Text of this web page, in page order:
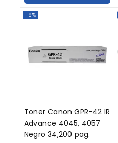
-9%
Toner Canon GPR-42 IR
Advance 4045, 4057
Negro 34,200 pag.